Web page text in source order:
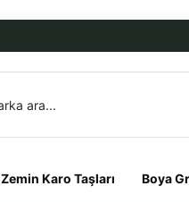
Zemin Karo Taşları Boya